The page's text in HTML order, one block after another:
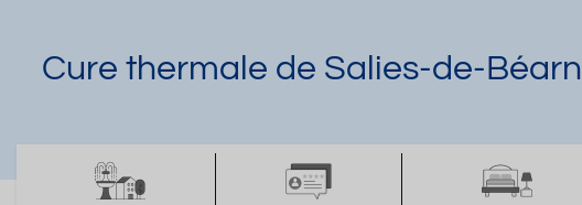
Cure thermale de Salies-de-Béarn